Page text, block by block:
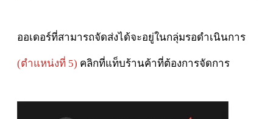
ออเดอร์ที่สามารถจัดส่งได้จะอยู่ในกลุ่มรอดำเนินการ
(ตำแหน่งที่ 5) คลิกที่แท็บร้านค้าที่ต้องการจัดการ